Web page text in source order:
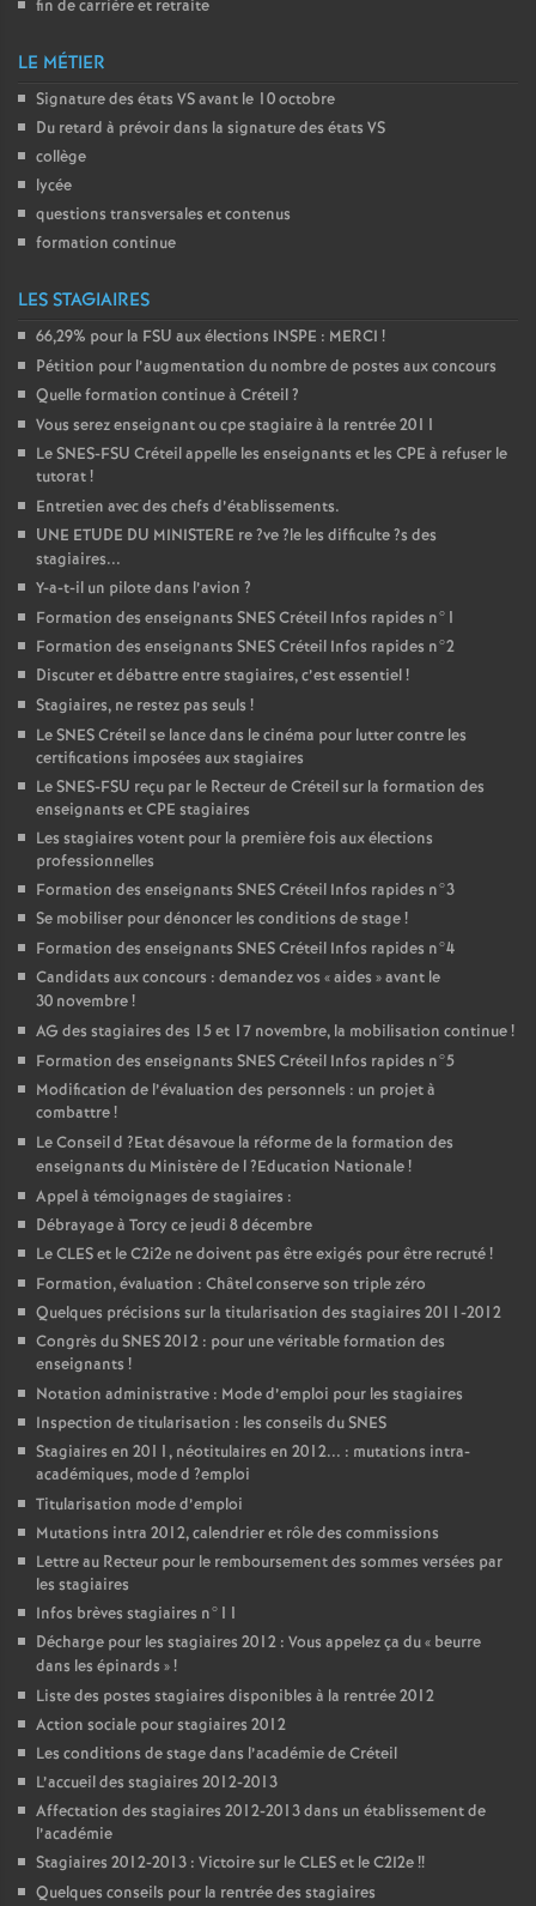
fin de carrière et retraite
LE MÉTIER
Signature des états VSavant le 10 octobre
Du retard à prévoir dans la signature des états VS
collège
lycée
questions transversales et contenus
formation continue
LES STAGIAIRES
66,29% pour la FSU aux élections INSPE : MERCI !
Pétition pour l’augmentation du nombre de postes aux concours
Quelle formation continue à Créteil?
Vous serez enseignant ou cpe stagiaire à la rentrée 2011
LeSNES-FSU Créteil appelle les enseignants et les CPE à refuser le
tutorat!
Entretien avec des chefs d’établissements.
UNE ETUDE DU MINISTERE re?ve?le les difficulte?s des
stagiaires...
Y-a-t-il un pilote dans l’avion ?
Formation des enseignants SNESCréteil Infos rapides n°1
Formation des enseignants SNESCréteil Infos rapides n°2
Discuter et débattre entre stagiaires, c’est essentiel!
Stagiaires, ne restez pas seuls !
LeSNESCréteil se lance dans le cinéma pour lutter contre les
certifications imposées aux stagiaires
LeSNES-FSU reçu par le Recteur de Créteil sur la formation des
enseignants etCPE stagiaires
Les stagiaires votent pour la première fois aux élections
professionnelles
Formation des enseignants SNESCréteil Infos rapides n°3
Se mobiliser pour dénoncer les conditions de stage!
Formation des enseignants SNESCréteil Infos rapides n°4
Candidats aux concours : demandez vos «aides » avant le
30 novembre!
AG des stagiaires des 15 et 17 novembre, la mobilisation continue!
Formation des enseignants SNESCréteil Infos rapides n°5
Modification de l’évaluation des personnels : un projet à
combattre!
Le Conseil d ?Etat désavoue la réforme de la formation des
enseignants du Ministère de l?Education Nationale!
Appel à témoignages de stagiaires :
Débrayage à Torcy ce jeudi 8 décembre
LeCLESet le C2i2e ne doivent pas être exigés pour être recruté!
Formation, évaluation : Châtel conserve son triple zéro
Quelques précisions sur la titularisation des stagiaires 2011-2012
Congrès duSNES2012 : pour une véritable formation des
enseignants !
Notation administrative : Mode d’emploi pour les stagiaires
Inspection de titularisation : les conseils duSNES
Stagiaires en 2011, néotitulaires en 2012... : mutations intra-
académiques, mode d ?emploi
Titularisation mode d’emploi
Mutations intra 2012, calendrier et rôle des commissions
Lettre au Recteur pour le remboursement des sommes versées par
les stagiaires
Infos brèves stagiaires n°11
Décharge pour les stagiaires 2012 : Vous appelez ça du « beurre
dans les épinards »!
Liste des postes stagiaires disponibles à la rentrée 2012
Action sociale pour stagiaires 2012
Les conditions de stage dans l’académie de Créteil
L’accueil des stagiaires 2012-2013
Affectation des stagiaires 2012-2013 dans un établissement de
l’académie
Stagiaires 2012-2013 : Victoire sur leCLESet le C2I2e!!
Quelques conseils pour la rentrée des stagiaires